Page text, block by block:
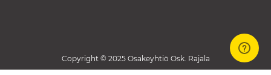
Copyright © 2025 Osakeyhtiö Osk. Rajala